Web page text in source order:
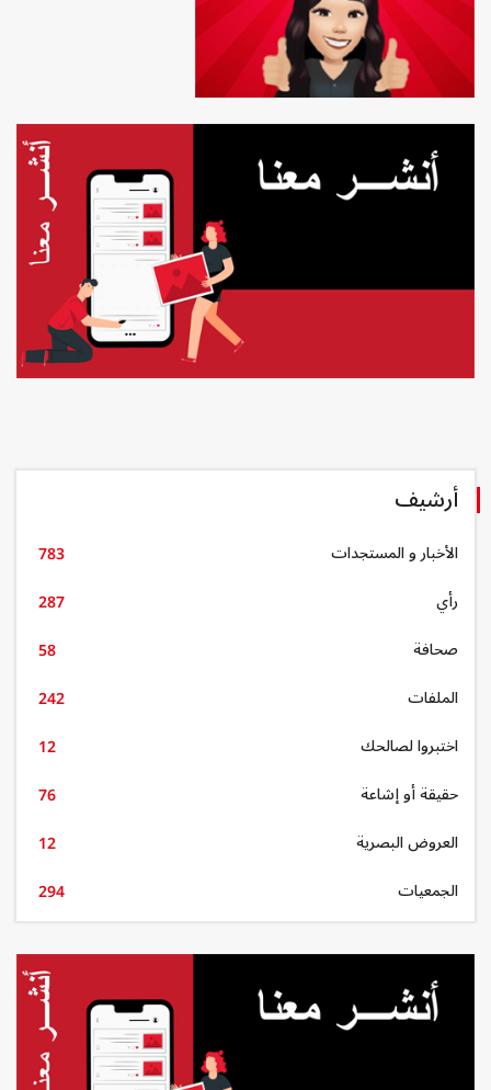
أرشيف
الأخبار و المستجدات
783
رأي
287
صحافة
58
الملفات
242
اختبروا لصالحك
12
حقيقة أو إشاعة
76
العروض البصرية
12
الجمعيات
294